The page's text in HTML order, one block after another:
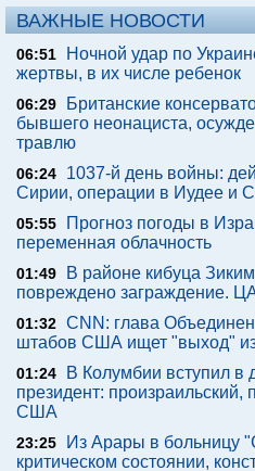
ВАЖНЫЕ НОВОСТИ
06:51
Ночной удар по
жертвы, в их числе ребенок
06:29
Британские
бывшего неонациста,
травлю
06:24
1037-й день войны:
Сирии, операции в Иудее и
05:55
Прогноз погоды в
переменная облачность
01:49
В районе кибуца
повреждено заграждение.
01:32 CNN: глава
штабов США ищет "выход"
01:24
В Колумбии вступил в
президент:
США
23:25
Из Арары в больницу
критическом состоянии,